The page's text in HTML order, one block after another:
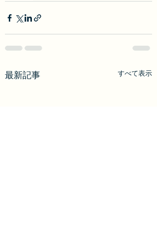
最新記事 すべて表示